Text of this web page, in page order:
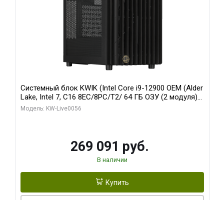
Системный блок KWIK (Intel Core i9-12900 OEM (Alder
Lake, Intel 7, C16 8EC/8PC/T2/ 64 ГБ ОЗУ (2 модуля)/
Palit RTX5080 INFINITY 3 OC 16GB GDDR7 256bit 3xDP
Модель: KW-Live0056
269 091 руб.
В наличии
Купить